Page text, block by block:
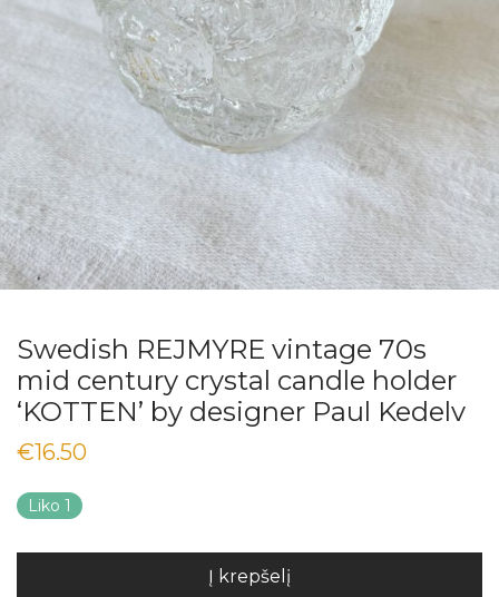
Swedish REJMYRE vintage 70s
mid century crystal candle holder
‘KOTTEN’ by designer Paul Kedelv
€16.50
Liko 1
Į krepšelį